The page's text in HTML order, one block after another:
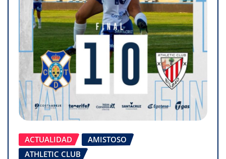
ACTUALIDAD
AMISTOSO
ATHLETIC CLUB